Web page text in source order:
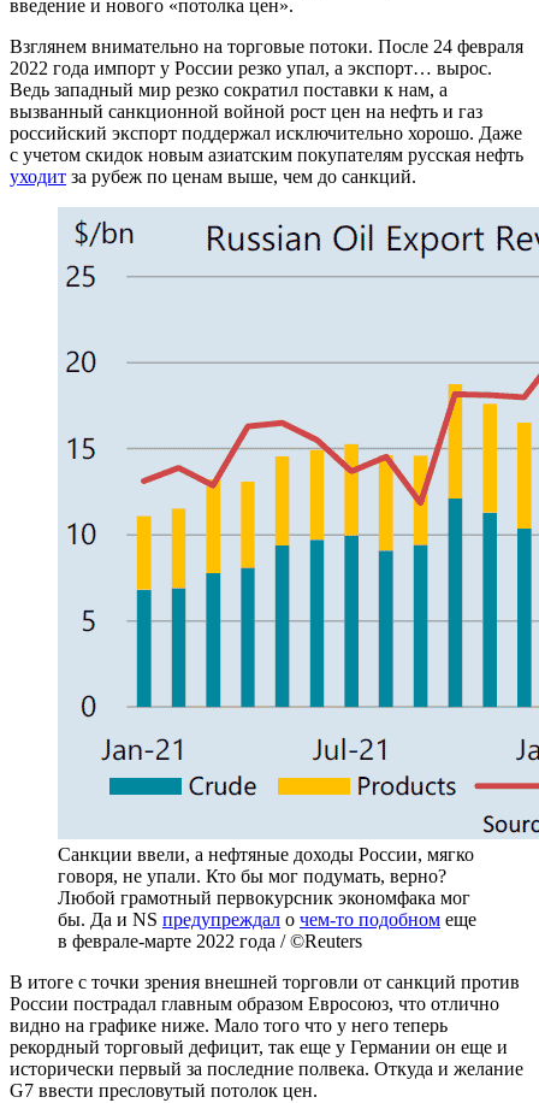
введение и нового «потолка цен».
Взглянем внимательно на торговые потоки. После 24 февраля
2022 года импорт у России резко упал, а экспорт… вырос.
Ведь западный мир резко сократил поставки к нам, а
вызванный санкционной войной рост цен на нефть и газ
российский экспорт поддержал исключительно хорошо. Даже
с учетом скидок новым азиатским покупателям русская нефть
уходит за рубеж по ценам выше, чем до санкций.
Санкции ввели, а нефтяные доходы России, мягко
говоря, не упали. Кто бы мог подумать, верно?
Любой грамотный первокурсник экономфака мог
бы. Да и NS предупреждал о чем-то подобном еще
в феврале-марте 2022 года / ©Reuters
В итоге с точки зрения внешней торговли от санкций против
России пострадал главным образом Евросоюз, что отлично
видно на графике ниже. Мало того что у него теперь
рекордный торговый дефицит, так еще у Германии он еще и
исторически первый за последние полвека. Откуда и желание
G7 ввести пресловутый потолок цен.